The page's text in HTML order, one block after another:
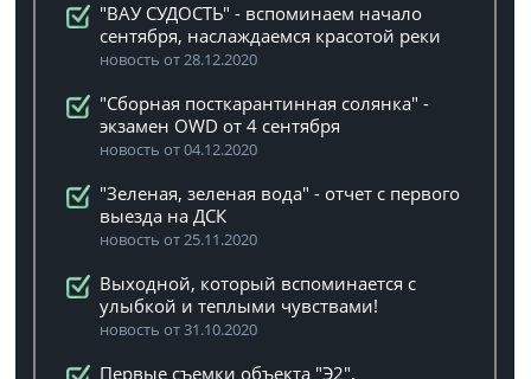
"ВАУ СУДОСТЬ" - вспоминаем начало
сентября, наслаждаемся красотой реки
новость от 28.12.2020
"Сборная посткарантинная солянка" -
экзамен OWD от 4 сентября
новость от 04.12.2020
"Зеленая, зеленая вода" - отчет с первого
выезда на ДСК
новость от 25.11.2020
Выходной, который вспоминается с
улыбкой и теплыми чувствами!
новость от 31.10.2020
Первые съемки объекта "Э2",